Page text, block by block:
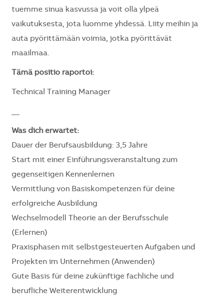
tuemme sinua kasvussa ja voit olla ylpeä
vaikutuksesta, jota luomme yhdessä. Liity meihin ja
auta pyörittämään voimia, jotka pyörittävät
maailmaa.
Tämä positio raportoi:
Technical Training Manager
Was dich erwartet:
Dauer der Berufsausbildung: 3,5 Jahre
Start mit einer Einführungsveranstaltung zum
gegenseitigen Kennenlernen
Vermittlung von Basiskompetenzen für deine
erfolgreiche Ausbildung
Wechselmodell Theorie an der Berufsschule
(Erlernen)
Praxisphasen mit selbstgesteuerten Aufgaben und
Projekten im Unternehmen (Anwenden)
Gute Basis für deine zukünftige fachliche und
berufliche Weiterentwicklung